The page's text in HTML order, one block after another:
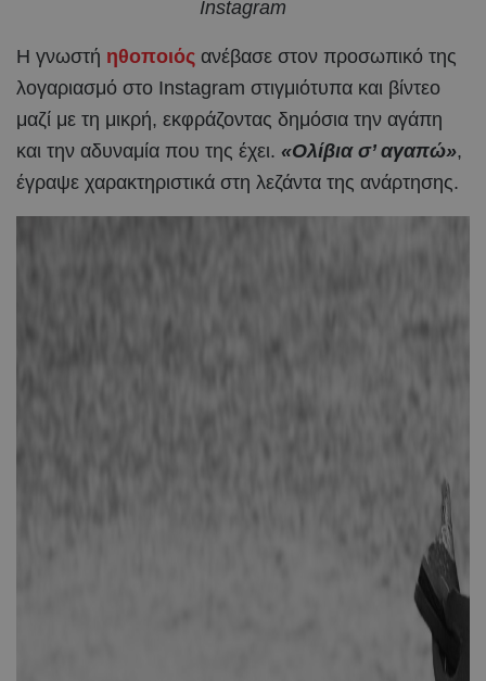
Instagram
Η γνωστή ηθοποιός ανέβασε στον προσωπικό της
λογαριασμό στο Instagram στιγμιότυπα και βίντεο
μαζί με τη μικρή, εκφράζοντας δημόσια την αγάπη
και την αδυναμία που της έχει. «Ολίβια σ’ αγαπώ»,
έγραψε χαρακτηριστικά στη λεζάντα της ανάρτησης.